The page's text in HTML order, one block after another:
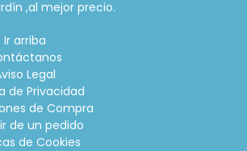
,al mejor precio.
Ir arriba
Legal
de Privacidad
de Compra
de un pedido
de Cookies